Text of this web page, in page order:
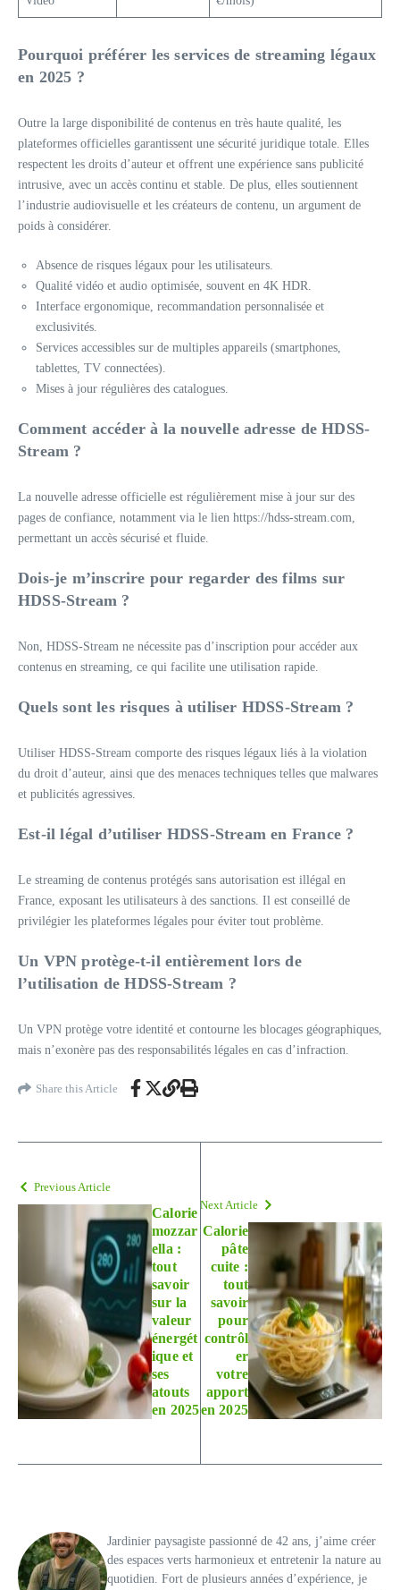
Pourquoi préférer les services de streaming légaux
en 2025 ?
Outre la large disponibilité de contenus en très haute qualité, les
plateformes officielles garantissent une sécurité juridique totale. Elles
respectent les droits d’auteur et offrent une expérience sans publicité
intrusive, avec un accès continu et stable. De plus, elles soutiennent
l’industrie audiovisuelle et les créateurs de contenu, un argument de
poids à considérer.
Absence de risques légaux pour les utilisateurs.
Qualité vidéo et audio optimisée, souvent en 4K HDR.
Interface ergonomique, recommandation personnalisée et
exclusivités.
Services accessibles sur de multiples appareils (smartphones,
tablettes, TV connectées).
Mises à jour régulières des catalogues.
Comment accéder à la nouvelle adresse de HDSS-
Stream ?
La nouvelle adresse officielle est régulièrement mise à jour sur des
pages de confiance, notamment via le lien https://hdss-stream.com,
permettant un accès sécurisé et fluide.
Dois-je m’inscrire pour regarder des films sur
HDSS-Stream ?
Non, HDSS-Stream ne nécessite pas d’inscription pour accéder aux
contenus en streaming, ce qui facilite une utilisation rapide.
Quels sont les risques à utiliser HDSS-Stream ?
Utiliser HDSS-Stream comporte des risques légaux liés à la violation
du droit d’auteur, ainsi que des menaces techniques telles que malwares
et publicités agressives.
Est-il légal d’utiliser HDSS-Stream en France ?
Le streaming de contenus protégés sans autorisation est illégal en
France, exposant les utilisateurs à des sanctions. Il est conseillé de
privilégier les plateformes légales pour éviter tout problème.
Un VPN protège-t-il entièrement lors de
l’utilisation de HDSS-Stream ?
Un VPN protège votre identité et contourne les blocages géographiques,
mais n’exonère pas des responsabilités légales en cas d’infraction.
Share this Article
Previous Article
Calorie
mozzar
ella :
tout
savoir
sur la
valeur
énergét
ique et
ses
atouts
en 2025
Next Article
Calorie
pâte
cuite :
tout
savoir
pour
contrôl
er
votre
apport
en 2025
Jardinier paysagiste passionné de 42 ans, j’aime créer
des espaces verts harmonieux et entretenir la nature au
quotidien. Fort de plusieurs années d’expérience, je